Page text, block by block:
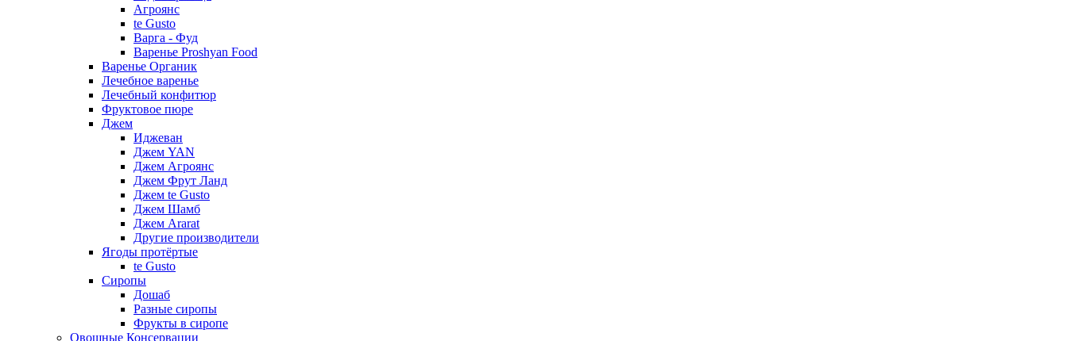
Агроянс
te Gusto
Варга - Фуд
Варенье Proshyan Food
Варенье Органик
Лечебное варенье
Лечебный конфитюр
Фруктовое пюре
Джем
Иджеван
Джем YAN
Джем Агроянс
Джем Фрут Ланд
Джем te Gusto
Джем Шамб
Джем Ararat
Другие производители
Ягоды протёртые
te Gusto
Сиропы
Дошаб
Разные сиропы
Фрукты в сиропе
Овощные Консервации